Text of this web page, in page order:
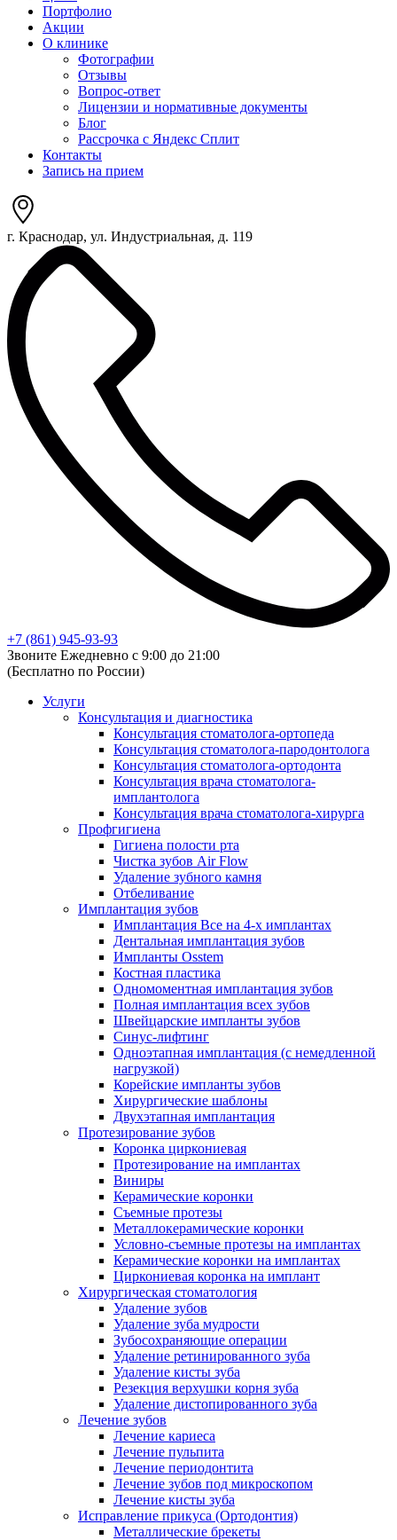
Портфолио
Акции
О клинике
Фотографии
Отзывы
Вопрос-ответ
Лицензии и нормативные документы
Блог
Рассрочка с Яндекс Сплит
Контакты
Запись на прием
г. Краснодар, ул. Индустриальная, д. 119
+7 (861) 945-93-93
Звоните Ежедневно с 9:00 до 21:00
(Бесплатно по России)
Услуги
Консультация и диагностика
Консультация стоматолога-ортопеда
Консультация стоматолога-пародонтолога
Консультация стоматолога-ортодонта
Консультация врача стоматолога-
имплантолога
Консультация врача стоматолога-хирурга
Профгигиена
Гигиена полости рта
Чистка зубов Air Flow
Удаление зубного камня
Отбеливание
Имплантация зубов
Имплантация Все на 4-х имплантах
Дентальная имплантация зубов
Импланты Osstem
Костная пластика
Одномоментная имплантация зубов
Полная имплантация всех зубов
Швейцарские импланты зубов
Синус-лифтинг
Одноэтапная имплантация (с немедленной
нагрузкой)
Корейские импланты зубов
Хирургические шаблоны
Двухэтапная имплантация
Протезирование зубов
Коронка циркониевая
Протезирование на имплантах
Виниры
Керамические коронки
Съемные протезы
Металлокерамические коронки
Условно-съемные протезы на имплантах
Керамические коронки на имплантах
Циркониевая коронка на имплант
Хирургическая стоматология
Удаление зубов
Удаление зуба мудрости
Зубосохраняющие операции
Удаление ретинированного зуба
Удаление кисты зуба
Резекция верхушки корня зуба
Удаление дистопированного зуба
Лечение зубов
Лечение кариеса
Лечение пульпита
Лечение периодонтита
Лечение зубов под микроскопом
Лечение кисты зуба
Исправление прикуса (Ортодонтия)
Металлические брекеты